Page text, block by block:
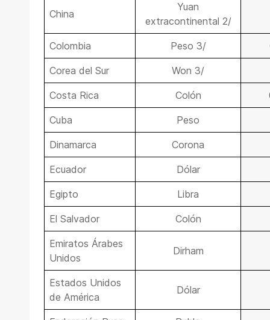
China
Yuan
extracontinental 2/
Colombia Peso 3/
Corea del Sur Won 3/
Costa Rica Colón
Cuba Peso
Dinamarca Corona
Ecuador Dólar
Egipto Libra
El Salvador Colón
Emiratos Árabes
Unidos
Dirham
Estados Unidos
de América
Dólar